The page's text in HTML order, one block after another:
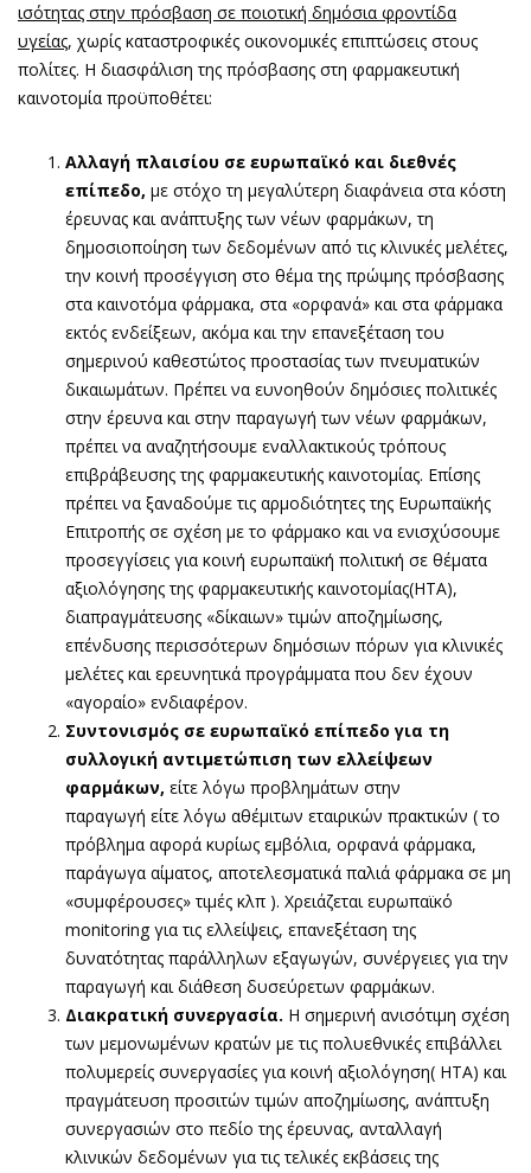
ισότητας στην πρόσβαση σε ποιοτική δημόσια φροντίδα
υγείας, χωρίς καταστροφικές οικονομικές επιπτώσεις στους
πολίτες. Η διασφάλιση της πρόσβασης στη φαρμακευτική
καινοτομία προϋποθέτει:
Αλλαγή πλαισίου σε ευρωπαϊκό και διεθνές
επίπεδο, με στόχο τη μεγαλύτερη διαφάνεια στα κόστη
έρευνας και ανάπτυξης των νέων φαρμάκων, τη
δημοσιοποίηση των δεδομένων από τις κλινικές μελέτες,
την κοινή προσέγγιση στο θέμα της πρώιμης πρόσβασης
στα καινοτόμα φάρμακα, στα «ορφανά» και στα φάρμακα
εκτός ενδείξεων, ακόμα και την επανεξέταση του
σημερινού καθεστώτος προστασίας των πνευματικών
δικαιωμάτων. Πρέπει να ευνοηθούν δημόσιες πολιτικές
στην έρευνα και στην παραγωγή των νέων φαρμάκων,
πρέπει να αναζητήσουμε εναλλακτικούς τρόπους
επιβράβευσης της φαρμακευτικής καινοτομίας. Επίσης
πρέπει να ξαναδούμε τις αρμοδιότητες της Ευρωπαϊκής
Επιτροπής σε σχέση με το φάρμακο και να ενισχύσουμε
προσεγγίσεις για κοινή ευρωπαϊκή πολιτική σε θέματα
αξιολόγησης της φαρμακευτικής καινοτομίας(ΗΤΑ),
διαπραγμάτευσης «δίκαιων» τιμών αποζημίωσης,
επένδυσης περισσότερων δημόσιων πόρων για κλινικές
μελέτες και ερευνητικά προγράμματα που δεν έχουν
«αγοραίο» ενδιαφέρον.
Συντονισμός σε ευρωπαϊκό επίπεδο για τη
συλλογική αντιμετώπιση των ελλείψεων
φαρμάκων, είτε λόγω προβλημάτων στην
παραγωγή είτε λόγω αθέμιτων εταιρικών πρακτικών ( το
πρόβλημα αφορά κυρίως εμβόλια, ορφανά φάρμακα,
παράγωγα αίματος, αποτελεσματικά παλιά φάρμακα σε μη
«συμφέρουσες» τιμές κλπ ). Χρειάζεται ευρωπαϊκό
monitoring για τις ελλείψεις, επανεξέταση της
δυνατότητας παράλληλων εξαγωγών, συνέργειες για την
παραγωγή και διάθεση δυσεύρετων φαρμάκων.
Διακρατική συνεργασία. Η σημερινή ανισότιμη σχέση
των μεμονωμένων κρατών με τις πολυεθνικές επιβάλλει
πολυμερείς συνεργασίες για κοινή αξιολόγηση( ΗΤΑ) και
πραγμάτευση προσιτών τιμών αποζημίωσης, ανάπτυξη
συνεργασιών στο πεδίο της έρευνας, ανταλλαγή
κλινικών δεδομένων για τις τελικές εκβάσεις της